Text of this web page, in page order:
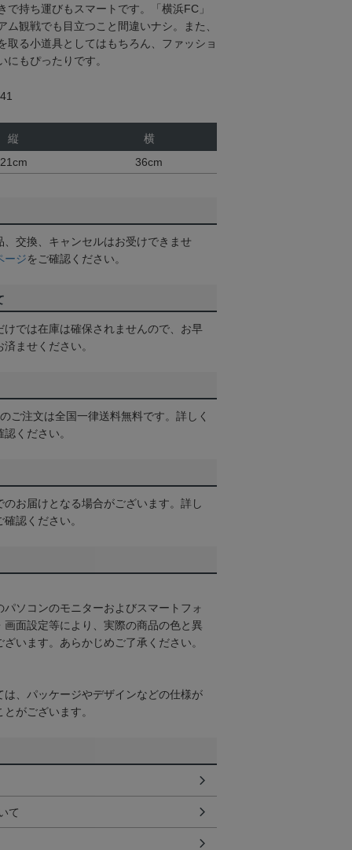
で持ち運びもスマートです。「横浜FC」
ム観戦でも目立つこと間違いナシ。また、
取る小道具としてはもちろん、ファッショ
にもぴったりです。
縦
横
21cm 36cm
、交換、キャンセルはお受けできませ
ージをご確認ください。
けでは在庫は確保されませんので、お早
ませください。
ご注文は全国一律送料無料です。詳しく
認ください。
お届けとなる場合がございます。詳し
確認ください。
ソコンのモニターおよびスマートフォ
画面設定等により、実際の商品の色と異
ざいます。あらかじめご了承ください。
は、パッケージやデザインなどの仕様が
がございます。
て